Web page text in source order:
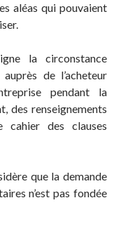
aléas qui pouvaient
la circonstance
de l’acheteur
pendant la
des renseignements
cahier des clauses
que la demande
n’est pas fondée